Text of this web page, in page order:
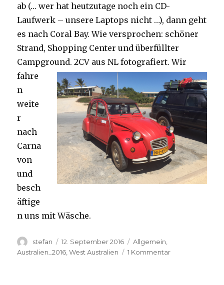
ab (… wer hat heutzutage noch ein CD-
Laufwerk – unsere Laptops nicht …), dann geht
es nach Coral Bay. Wie versprochen: schöner
Strand, Shopping Center und überfüllter
Campground.2CV aus NL fotografiert. Wir
fahre
n
weite
r
nach
Carna
von
und
besch
äftige
n uns mit Wäsche.
Autor
stefan
Veröffentlicht
am
12. September 2016 Kategorien
Allgemein
Australien_2016 ,West Australien 1 Kommentarzu